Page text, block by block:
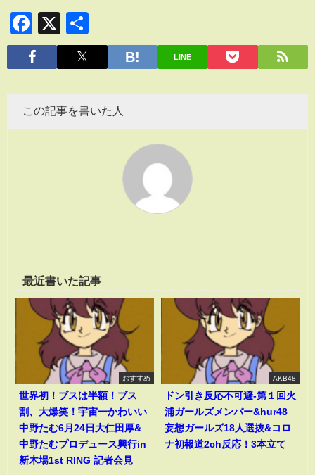
Facebook
X
有
LINE
この記事を書いた人
最近書いた記事
おすすめ
世界初！ブスは半額！ブス
割、大爆笑！宇宙一かわいい
中野たむ6月24日大仁田厚&
中野たむプロデュース興行in
新木場1st RING 記者会見
AKB48
ドン引き反応不可避-第１回火
浦ガールズメンバー&hur48
妄想ガールズ18人選抜&コロ
ナ初報道2ch反応！3本立て